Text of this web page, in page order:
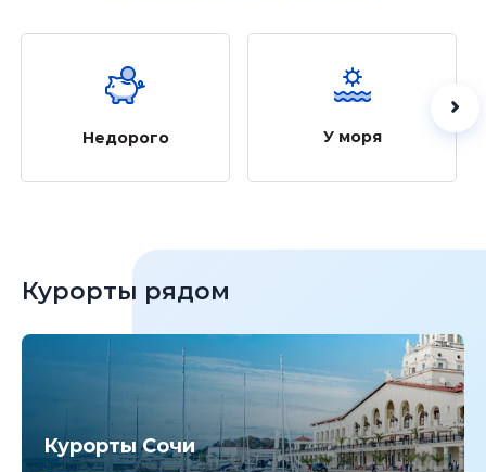
Недорого У моря
Курорты рядом
Курорты Сочи